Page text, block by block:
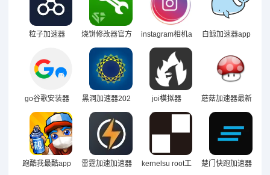
粒子加速器
烧饼修改器官方
正版app下载
instagram相机a
白鲸加速器app
最新版
go谷歌安装器
三件套免费下载
黑洞加速器202
5最新下载
joi模拟器
蘑菇加速器最新
安卓2023
跑酷我最酷app
雷霆加速加速器
kernelsu root工
楚门快跑加速器